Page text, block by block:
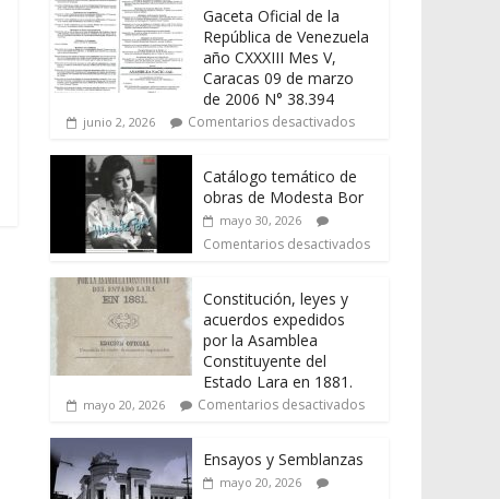
Gaceta Oficial de la
República de Venezuela
año CXXXIII Mes V,
Caracas 09 de marzo
de 2006 N° 38.394
junio 2, 2026 Comentarios desactivados
Catálogo temático de
obras de Modesta Bor
mayo 30, 2026
Comentarios desactivados
Constitución, leyes y
acuerdos expedidos
por la Asamblea
Constituyente del
Estado Lara en 1881.
mayo 20, 2026 Comentarios desactivados
Ensayos y Semblanzas
mayo 20, 2026